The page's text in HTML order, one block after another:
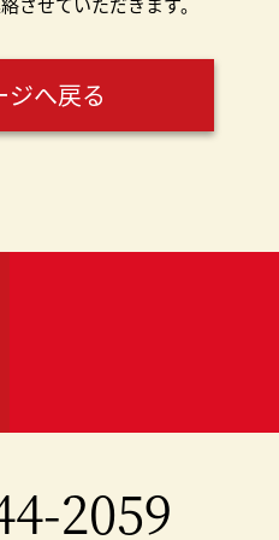
ジへ戻る
2059